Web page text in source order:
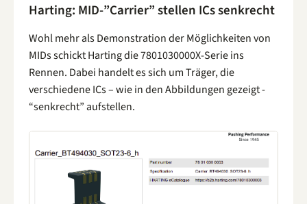
Harting: MID-”Carrier” stellen ICs senkrecht
Wohl mehr als Demonstration der Möglichkeiten von
MIDs schickt Harting die 7801030000X-Serie ins
Rennen. Dabei handelt es sich um Träger, die
verschiedene ICs – wie in den Abbildungen gezeigt -
“senkrecht” aufstellen.